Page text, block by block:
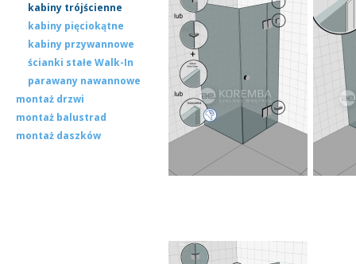
kabiny trójścienne
kabiny pięciokątne
kabiny przywannowe
ścianki stałe Walk-In
parawany nawannowe
montaż drzwi
montaż balustrad
montaż daszków